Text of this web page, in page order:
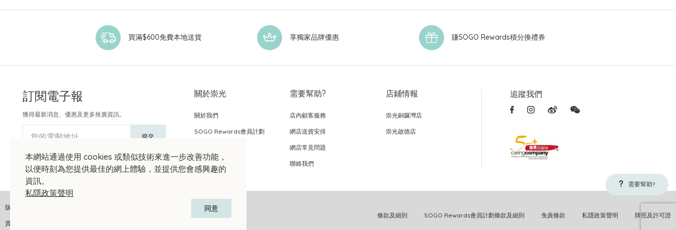
本網站通過使用 cookies 或類似技術來進一步改善功能，
以便時刻為您提供最佳的網上體驗，並提供您會感興趣的
資訊。
私隱政策聲明
同意
需要幫助?
買滿$600免費本地送貨 享獨家品牌優惠 賺SOGO Rewards積分換禮券
訂閱電子報
獲得最新消息、優惠及更多推廣資訊。
您的電郵地址 提交
關於崇光
關於我們
SOGO Rewards會員計劃
需要幫助?
店內顧客服務
網店送貨安排
網店常見問題
聯絡我們
店鋪情報
崇光銅鑼灣店
崇光啟德店
追蹤我們
版權聲明 © 2026 崇光(香港)百貨有限公司 版權所有 不得轉載
貴金屬及寶石A類註冊交易商號碼︰A-B-24-01-04905
條款及細則 SOGO Rewards會員計劃條款及細則 免責條款 私隱政策聲明 牌照及許可證